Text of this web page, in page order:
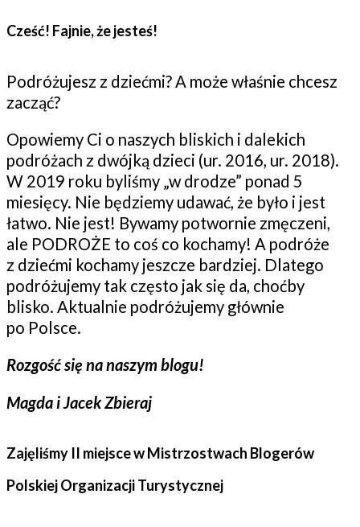
Cześć! Fajnie, że jesteś!
Podróżujesz z dziećmi? A może właśnie chcesz
zacząć?
Opowiemy Ci o naszych bliskich i dalekich
podróżach z dwójką dzieci (ur. 2016, ur. 2018).
W 2019 roku byliśmy „w drodze” ponad 5
miesięcy. Nie będziemy udawać, że było i jest
łatwo. Nie jest! Bywamy potwornie zmęczeni,
ale PODROŻE to coś co kochamy! A podróże
z dziećmi kochamy jeszcze bardziej. Dlatego
podróżujemy tak często jak się da, choćby
blisko. Aktualnie podróżujemy głównie
po Polsce.
Rozgość się na naszym blogu!
Magda i Jacek Zbieraj
Zajęliśmy II miejsce w Mistrzostwach Blogerów
Polskiej Organizacji Turystycznej